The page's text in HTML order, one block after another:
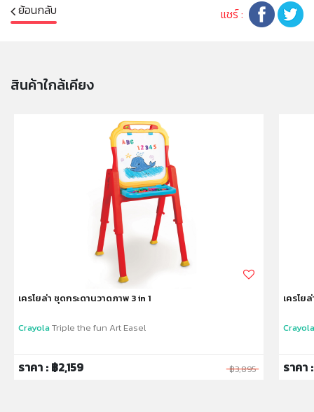
* Product size: (W)1 x(L)1 x(H)17.59cm.
* สีของภาพ และรูปบรรจุภัณฑ์ของสินค้าบนหน้าจอ อาจ
สินค้าอาจมีการเปลี่ยนแปลงลวดลาย สีสันบนผลิตภัณฑ์ หรือ
แพ็คเกจโดยร้านฯอาจไม่สามารถแจ้งให้ทราบล่วงหน้า และสี
ของผลิตภัณฑ์ที่แสดงบนเว็บไซต์อาจมีความแตกต่างกันจาก
การตั้งค่าการแสดงผลสีของแต่ละหน้าจอ
คำเตือน/ข้อห้าม:
ห้ามแยกชิ้นส่วนออกจากกัน ชิ้นส่วนมีขนาดเล็ก เด็กควรใช้
งานในการดูแลของผู้ปกครอง หรือผู้เชี่ยวชาญ ไม่นำเข้าจมูก
และขว้างปา
ย้อนกลับ แชร์ :
สินค้าใกล้เคียง
เครโยล่า ชุดกระดานวาดภาพ 3 in 1
CrayolaTriple the fun Art Easel
ราคา : ฿2,159 ฿3,895
เครโย
ราคา